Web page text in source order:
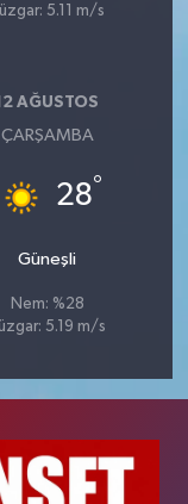
5.11 m/s
AĞUSTOS
ÇARŞAMBA
28°
Güneşli
Nem: %28
5.19 m/s